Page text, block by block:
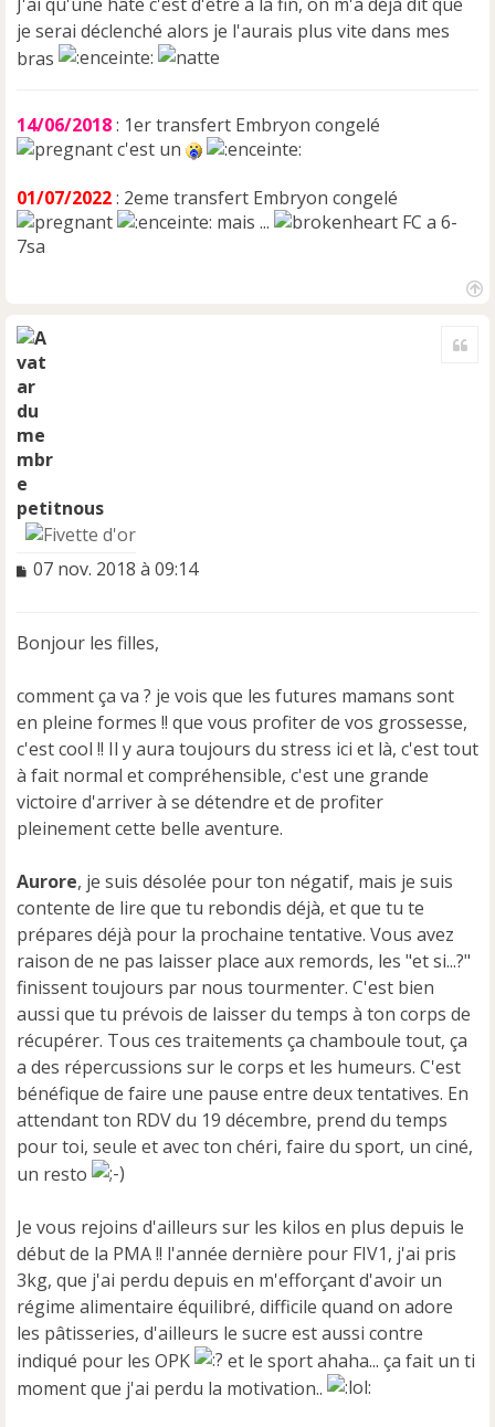
je serai déclenché alors je l'aurais plus vite dans mes
bras
14/06/2018: 1er transfert Embryon congelé
c'est un
01/07/2022: 2eme transfert Embryon congelé
mais ...
FC a 6-
7sa
petitnous
M
a
e
n
o
n
l
u
07 nov. 2018 à 09:14
Bonjour les filles,
comment ça va ? je vois que les futures mamans sont
en pleine formes !! que vous profiter de vos grossesse,
c'est cool !! Il y aura toujours du stress ici et là, c'est tout
à fait normal et compréhensible, c'est une grande
victoire d'arriver à se détendre et de profiter
pleinement cette belle aventure.
Aurore, je suis désolée pour ton négatif, mais je suis
contente de lire que tu rebondis déjà, et que tu te
prépares déjà pour la prochaine tentative. Vous avez
raison de ne pas laisser place aux remords, les "et si...?"
finissent toujours par nous tourmenter. C'est bien
aussi que tu prévois de laisser du temps à ton corps de
récupérer. Tous ces traitements ça chamboule tout, ça
a des répercussions sur le corps et les humeurs. C'est
bénéfique de faire une pause entre deux tentatives. En
attendant ton RDV du 19 décembre, prend du temps
pour toi, seule et avec ton chéri, faire du sport, un ciné,
un resto
Je vous rejoins d'ailleurs sur les kilos en plus depuis le
début de la PMA !! l'année dernière pour FIV1, j'ai pris
3kg, que j'ai perdu depuis en m'efforçant d'avoir un
régime alimentaire équilibré, difficile quand on adore
les pâtisseries, d'ailleurs le sucre est aussi contre
indiqué pour les OPK
et le sport ahaha... ça fait un ti
moment que j'ai perdu la motivation..